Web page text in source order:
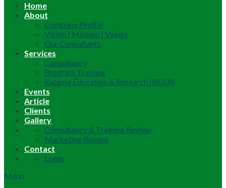
Home
About
Company Profile
Vision | Mission | Values
Our Consultants
Services
Consultancy
Program Training
Ratama Education & Research (RE&R)
Events
Article
Clients
Gallery
Consultancy & Training Review
Marketing Review
Contact
Login
Menu